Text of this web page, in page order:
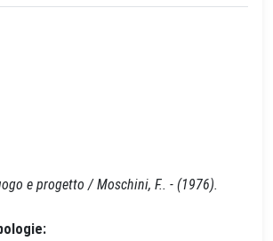
e progetto / Moschini, F.. - (1976).